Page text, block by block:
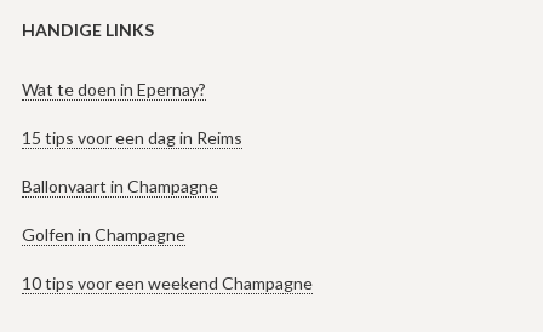
HANDIGE LINKS
Wat te doen in Epernay?
15 tips voor een dag in Reims
Ballonvaart in Champagne
Golfen in Champagne
10 tips voor een weekend Champagne